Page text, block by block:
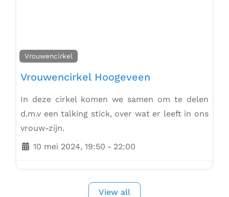
Vrouwencirkel
Vrouwencirkel Hoogeveen
In deze cirkel komen we samen om te delen
d.m.v een talking stick, over wat er leeft in ons
vrouw-zijn.
10 mei 2024, 19:50 - 22:00
View all